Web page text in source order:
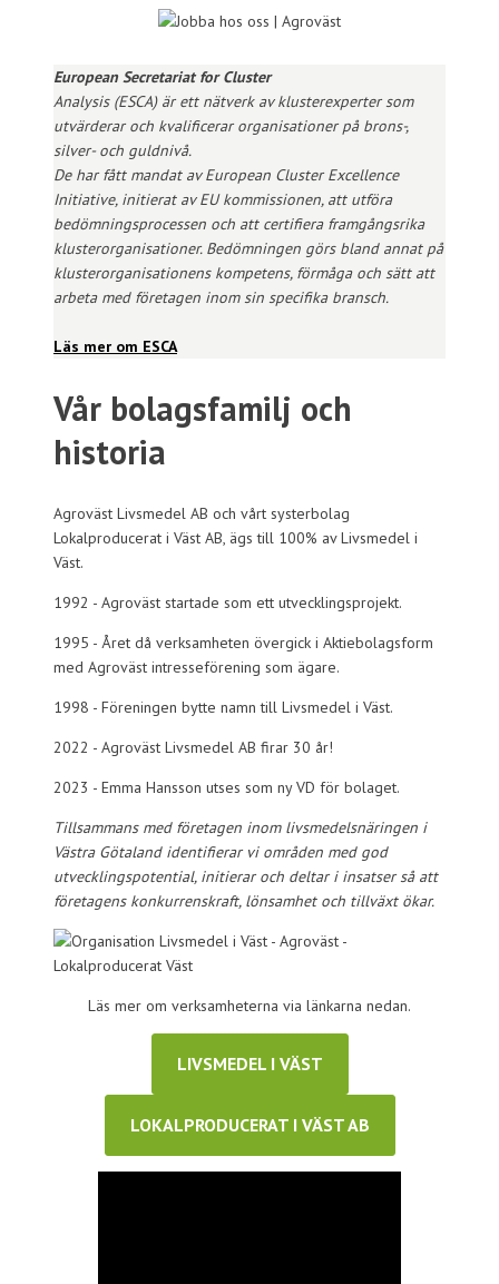
European Secretariat for Cluster
Analysis (ESCA) är ett nätverk av klusterexperter som
utvärderar och kvalificerar organisationer på brons-,
silver- och guldnivå.
De har fått mandat av European Cluster Excellence
Initiative, initierat av EU kommissionen, att utföra
bedömningsprocessen och att certifiera framgångsrika
klusterorganisationer. Bedömningen görs bland annat på
klusterorganisationens kompetens, förmåga och sätt att
arbeta med företagen inom sin specifika bransch.
Läs mer om ESCA
Vår bolagsfamilj och
historia
Agroväst Livsmedel AB och vårt systerbolag
Lokalproducerat i Väst AB, ägs till 100% av Livsmedel i
Väst.
1992 - Agroväst startade som ett utvecklingsprojekt.
1995 - Året då verksamheten övergick i Aktiebolagsform
med Agroväst intresseförening som ägare.
1998 - Föreningen bytte namn till Livsmedel i Väst.
2022 - Agroväst Livsmedel AB firar 30 år!
2023 - Emma Hansson utses som ny VD för bolaget.
Tillsammans med företagen inom livsmedelsnäringen i
Västra Götaland identifierar vi områden med god
utvecklingspotential, initierar och deltar i insatser så att
företagens konkurrenskraft, lönsamhet och tillväxt ökar.
Läs mer om verksamheterna via länkarna nedan.
LIVSMEDEL I VÄST
LOKALPRODUCERAT I VÄST AB